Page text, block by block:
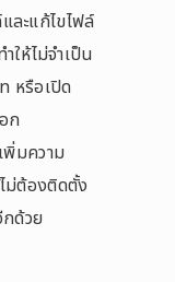
ละแก้ไขไฟล์
ให้ไม่จำเป็น
หรือเปิด
ก
มความ
ม่ต้องติดตั้ง
ด้วย